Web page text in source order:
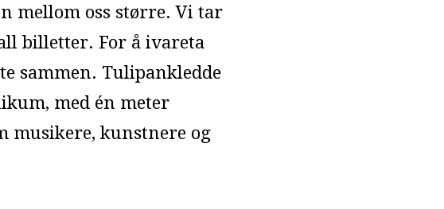
mellom oss større. Vi tar
billetter. For å ivareta
sammen. Tulipankledde
med én meter
musikere, kunstnere og